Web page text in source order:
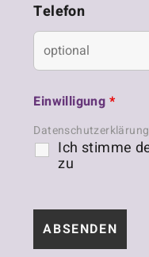
Telefon
Einwilligung *
Ich stimme
zu
Datenschutzerklärung